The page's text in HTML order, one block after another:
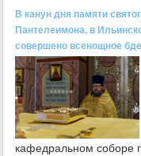
В канун дня памяти
Пантелеимона, в
совершено всенощное
кафедральном соборе